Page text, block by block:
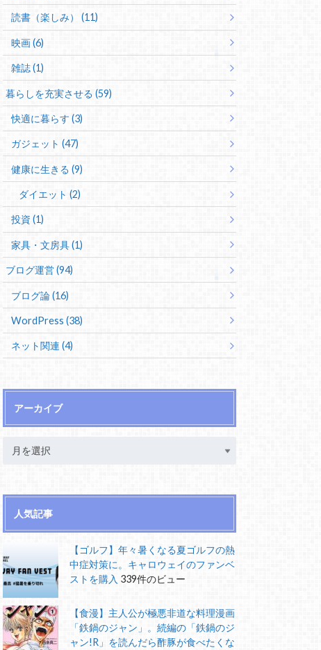
読書（楽しみ） (11)
映画 (6)
雑誌 (1)
暮らしを充実させる (59)
快適に暮らす (3)
ガジェット (47)
健康に生きる (9)
ダイエット (2)
投資 (1)
家具・文房具 (1)
ブログ運営 (94)
ブログ論 (16)
WordPress (38)
ネット関連 (4)
アーカイブ
人気記事
【ゴルフ】年々暑くなる夏ゴルフの熱
中症対策に。キャロウェイのファンベ
ストを購入 339件のビュー
【食漫】主人公が極悪非道な料理漫画
「鉄鍋のジャン」。続編の「鉄鍋のジ
ャン!R」を読んだら酢豚が食べたくな